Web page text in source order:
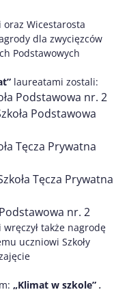
Wicestarosta
dla zwycięzców
Podstawowych
laureatami zostali:
Podstawowa nr. 2
Podstawowa
Tęcza Prywatna
Tęcza Prywatna
nr. 2
także nagrodę
uczniowi Szkoły
„Klimat w szkole” .